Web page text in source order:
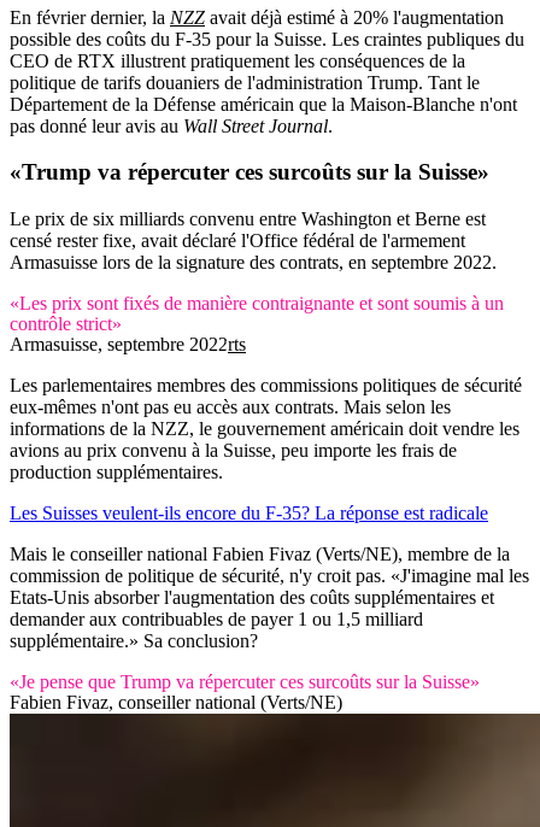
En février dernier, la NZZ avait déjà estimé à 20% l'augmentation
possible des coûts du F-35 pour la Suisse. Les craintes publiques du
CEO de RTX illustrent pratiquement les conséquences de la
politique de tarifs douaniers de l'administration Trump. Tant le
Département de la Défense américain que la Maison-Blanche n'ont
pas donné leur avis au Wall Street Journal.
«Trump va répercuter ces surcoûts sur la Suisse»
Le prix de six milliards convenu entre Washington et Berne est
censé rester fixe, avait déclaré l'Office fédéral de l'armement
Armasuisse lors de la signature des contrats, en septembre 2022.
«Les prix sont fixés de manière contraignante et sont soumis à un
contrôle strict»
Armasuisse, septembre 2022rts
Les parlementaires membres des commissions politiques de sécurité
eux-mêmes n'ont pas eu accès aux contrats. Mais selon les
informations de la NZZ, le gouvernement américain doit vendre les
avions au prix convenu à la Suisse, peu importe les frais de
production supplémentaires.
Les Suisses veulent-ils encore du F-35? La réponse est radicale
Mais le conseiller national Fabien Fivaz (Verts/NE), membre de la
commission de politique de sécurité, n'y croit pas. «J'imagine mal les
Etats-Unis absorber l'augmentation des coûts supplémentaires et
demander aux contribuables de payer 1 ou 1,5 milliard
supplémentaire.» Sa conclusion?
«Je pense que Trump va répercuter ces surcoûts sur la Suisse»
Fabien Fivaz, conseiller national (Verts/NE)